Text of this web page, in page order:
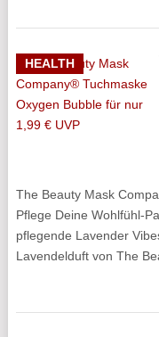
HEALTH
The Beauty Mask
Pflege Deine Wohlfühl-
pflegende Lavender
Lavendelduft von The